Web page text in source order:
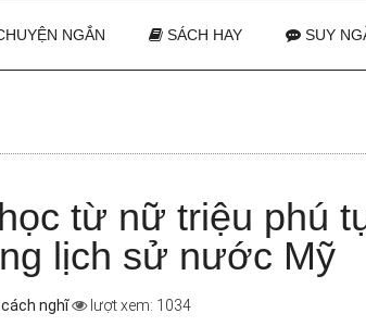
NGẮN SÁCH HAY SUY
từ nữ triệu phú
lịch sử nước Mỹ
nghĩ lượt xem: 1034